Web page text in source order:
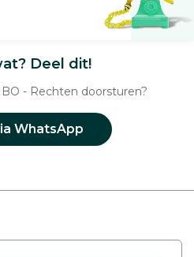
Deel dit!
- Rechten doorsturen?
WhatsApp